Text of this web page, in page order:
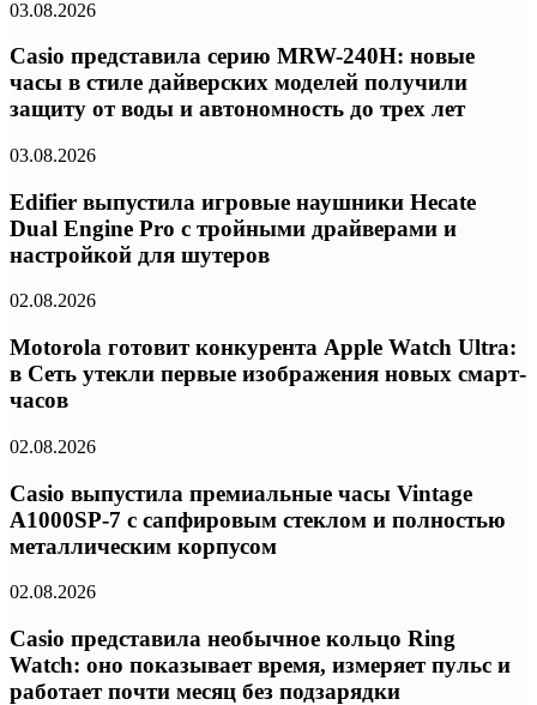
03.08.2026
Casio представила серию MRW-240H: новые
часы в стиле дайверских моделей получили
защиту от воды и автономность до трех лет
03.08.2026
Edifier выпустила игровые наушники Hecate
Dual Engine Pro с тройными драйверами и
настройкой для шутеров
02.08.2026
Motorola готовит конкурента Apple Watch Ultra:
в Сеть утекли первые изображения новых смарт-
часов
02.08.2026
Casio выпустила премиальные часы Vintage
A1000SP-7 с сапфировым стеклом и полностью
металлическим корпусом
02.08.2026
Casio представила необычное кольцо Ring
Watch: оно показывает время, измеряет пульс и
работает почти месяц без подзарядки